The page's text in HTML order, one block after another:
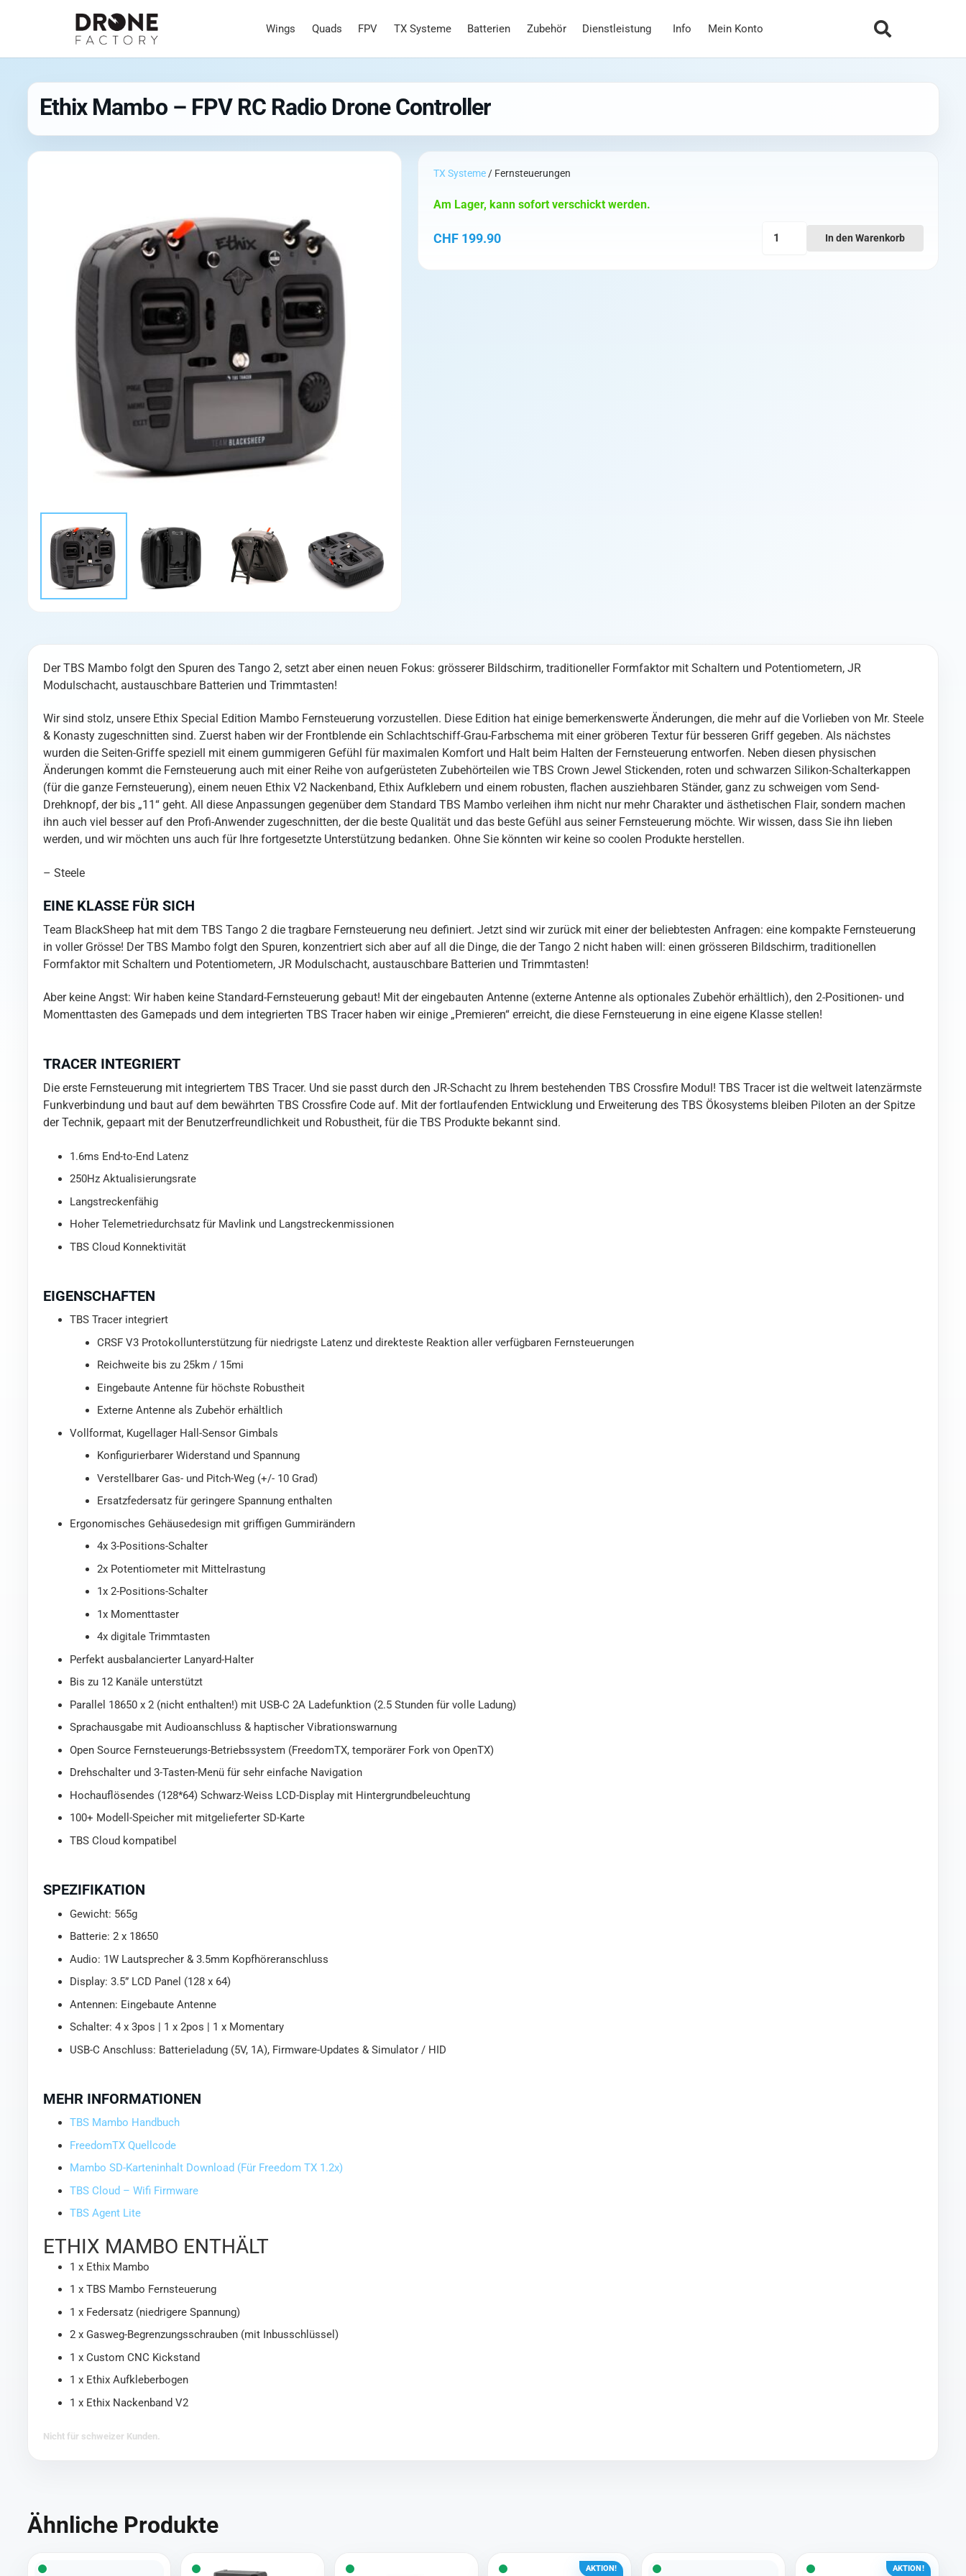
Wings Quads FPV TX Systeme Batterien Zubehör Dienstleistung Info Mein Konto
Ethix Mambo – FPV RC Radio Drone Controller
TX Systeme/ Fernsteuerungen
CHF 199.90
Am Lager, kann sofort verschickt werden.
In den Warenkorb
Der TBS Mambo folgt den Spuren des Tango 2, setzt aber einen neuen Fokus: grösserer Bildschirm, traditioneller Formfaktor mit Schaltern und Potentiometern, JR
Modulschacht, austauschbare Batterien und Trimmtasten!
Wir sind stolz, unsere Ethix Special Edition Mambo Fernsteuerung vorzustellen. Diese Edition hat einige bemerkenswerte Änderungen, die mehr auf die Vorlieben von Mr. Steele
& Konasty zugeschnitten sind. Zuerst haben wir der Frontblende ein Schlachtschiff-Grau-Farbschema mit einer gröberen Textur für besseren Griff gegeben. Als nächstes
wurden die Seiten-Griffe speziell mit einem gummigeren Gefühl für maximalen Komfort und Halt beim Halten der Fernsteuerung entworfen. Neben diesen physischen
Änderungen kommt die Fernsteuerung auch mit einer Reihe von aufgerüsteten Zubehörteilen wie TBS Crown Jewel Stickenden, roten und schwarzen Silikon-Schalterkappen
(für die ganze Fernsteuerung), einem neuen Ethix V2 Nackenband, Ethix Aufklebern und einem robusten, flachen ausziehbaren Ständer, ganz zu schweigen vom Send-
Drehknopf, der bis „11“ geht. All diese Anpassungen gegenüber dem Standard TBS Mambo verleihen ihm nicht nur mehr Charakter und ästhetischen Flair, sondern machen
ihn auch viel besser auf den Profi-Anwender zugeschnitten, der die beste Qualität und das beste Gefühl aus seiner Fernsteuerung möchte. Wir wissen, dass Sie ihn lieben
werden, und wir möchten uns auch für Ihre fortgesetzte Unterstützung bedanken. Ohne Sie könnten wir keine so coolen Produkte herstellen.
– Steele
EINE KLASSE FÜR SICH
Team BlackSheep hat mit dem TBS Tango 2 die tragbare Fernsteuerung neu definiert. Jetzt sind wir zurück mit einer der beliebtesten Anfragen: eine kompakte Fernsteuerung
in voller Grösse! Der TBS Mambo folgt den Spuren, konzentriert sich aber auf all die Dinge, die der Tango 2 nicht haben will: einen grösseren Bildschirm, traditionellen
Formfaktor mit Schaltern und Potentiometern, JR Modulschacht, austauschbare Batterien und Trimmtasten!
Aber keine Angst: Wir haben keine Standard-Fernsteuerung gebaut! Mit der eingebauten Antenne (externe Antenne als optionales Zubehör erhältlich), den 2-Positionen- und
Momenttasten des Gamepads und dem integrierten TBS Tracer haben wir einige „Premieren“ erreicht, die diese Fernsteuerung in eine eigene Klasse stellen!
TRACER INTEGRIERT
Die erste Fernsteuerung mit integriertem TBS Tracer. Und sie passt durch den JR-Schacht zu Ihrem bestehenden TBS Crossfire Modul! TBS Tracer ist die weltweit latenzärmste
Funkverbindung und baut auf dem bewährten TBS Crossfire Code auf. Mit der fortlaufenden Entwicklung und Erweiterung des TBS Ökosystems bleiben Piloten an der Spitze
der Technik, gepaart mit der Benutzerfreundlichkeit und Robustheit, für die TBS Produkte bekannt sind.
1.6ms End-to-End Latenz
250Hz Aktualisierungsrate
Langstreckenfähig
Hoher Telemetriedurchsatz für Mavlink und Langstreckenmissionen
TBS Cloud Konnektivität
EIGENSCHAFTEN
TBS Tracer integriert
CRSF V3 Protokollunterstützung für niedrigste Latenz und direkteste Reaktion aller verfügbaren Fernsteuerungen
Reichweite bis zu 25km / 15mi
Eingebaute Antenne für höchste Robustheit
Externe Antenne als Zubehör erhältlich
Vollformat, Kugellager Hall-Sensor Gimbals
Konfigurierbarer Widerstand und Spannung
Verstellbarer Gas- und Pitch-Weg (+/- 10 Grad)
Ersatzfedersatz für geringere Spannung enthalten
Ergonomisches Gehäusedesign mit griffigen Gummirändern
4x 3-Positions-Schalter
2x Potentiometer mit Mittelrastung
1x 2-Positions-Schalter
1x Momenttaster
4x digitale Trimmtasten
Perfekt ausbalancierter Lanyard-Halter
Bis zu 12 Kanäle unterstützt
Parallel 18650 x 2 (nicht enthalten!) mit USB-C 2A Ladefunktion (2.5 Stunden für volle Ladung)
Sprachausgabe mit Audioanschluss & haptischer Vibrationswarnung
Open Source Fernsteuerungs-Betriebssystem (FreedomTX, temporärer Fork von OpenTX)
Drehschalter und 3-Tasten-Menü für sehr einfache Navigation
Hochauflösendes (128*64) Schwarz-Weiss LCD-Display mit Hintergrundbeleuchtung
100+ Modell-Speicher mit mitgelieferter SD-Karte
TBS Cloud kompatibel
SPEZIFIKATION
Gewicht: 565g
Batterie: 2 x 18650
Audio: 1W Lautsprecher & 3.5mm Kopfhöreranschluss
Display: 3.5” LCD Panel (128 x 64)
Antennen: Eingebaute Antenne
Schalter: 4 x 3pos | 1 x 2pos | 1 x Momentary
USB-C Anschluss: Batterieladung (5V, 1A), Firmware-Updates & Simulator / HID
MEHR INFORMATIONEN
TBS Mambo Handbuch
FreedomTX Quellcode
Mambo SD-Karteninhalt Download (Für Freedom TX 1.2x)
TBS Cloud – Wifi Firmware
TBS Agent Lite
ETHIX MAMBO ENTHÄLT
1 x Ethix Mambo
1 x TBS Mambo Fernsteuerung
1 x Federsatz (niedrigere Spannung)
2 x Gasweg-Begrenzungsschrauben (mit Inbusschlüssel)
1 x Custom CNC Kickstand
1 x Ethix Aufkleberbogen
1 x Ethix Nackenband V2
Nicht für schweizer Kunden.
Ähnliche Produkte
AKTION! AKTION!